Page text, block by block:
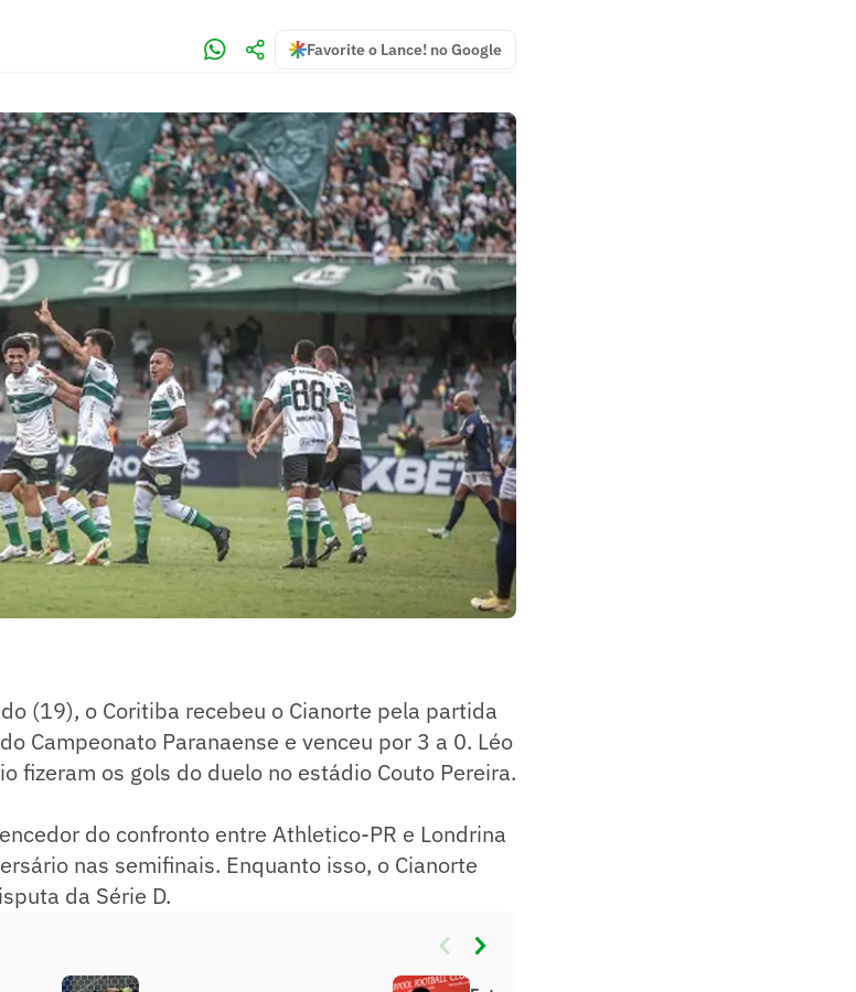
Favorite o Lance! no Google
(19), o Coritiba recebeu o Cianorte pela partida
Campeonato Paranaense e venceu por 3 a 0. Léo
fizeram os gols do duelo no estádio Couto Pereira.
do confronto entre Athletico-PR e Londrina
nas semifinais. Enquanto isso, o Cianorte
da Série D.